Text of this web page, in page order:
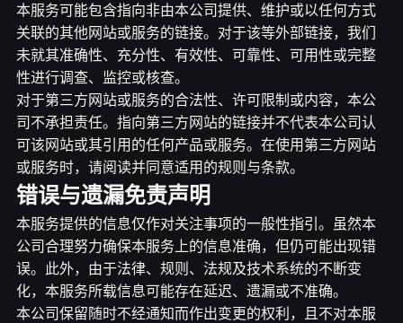
本服务可能包含指向非由本公司提供、维护或以任何方式
关联的其他网站或服务的链接。对于该等外部链接，我们
未就其准确性、充分性、有效性、可靠性、可用性或完整
性进行调查、监控或核查。
对于第三方网站或服务的合法性、许可限制或内容，本公
司不承担责任。指向第三方网站的链接并不代表本公司认
可该网站或其引用的任何产品或服务。在使用第三方网站
或服务时，请阅读并同意适用的规则与条款。
错误与遗漏免责声明
本服务提供的信息仅作对关注事项的一般性指引。虽然本
公司合理努力确保本服务上的信息准确，但仍可能出现错
误。此外，由于法律、规则、法规及技术系统的不断变
化，本服务所载信息可能存在延迟、遗漏或不准确。
本公司保留随时不经通知而作出变更的权利，且不对本服